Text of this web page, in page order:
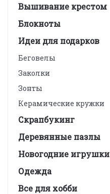
Вышивание крестом
Блокноты
Идеи для подарков
Беговелы
Заколки
Зонты
Керамические кружки
Скрапбукинг
Деревянные пазлы
Новогодние игрушки
Одежда
Все для хобби